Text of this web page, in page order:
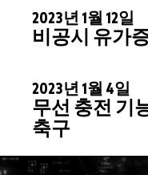
2023년 1월 12일
비공시 유가
2023년 1월 4일
무선 충전 기
축구